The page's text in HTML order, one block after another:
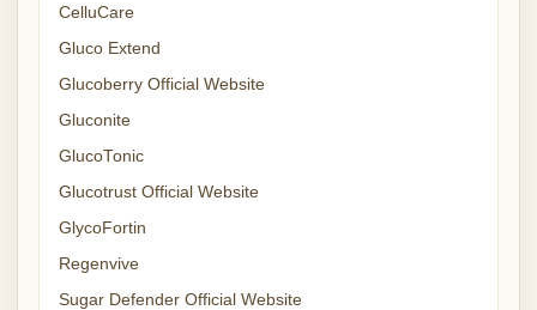
CelluCare
Gluco Extend
Glucoberry Official Website
Gluconite
GlucoTonic
Glucotrust Official Website
GlycoFortin
Regenvive
Sugar Defender Official Website